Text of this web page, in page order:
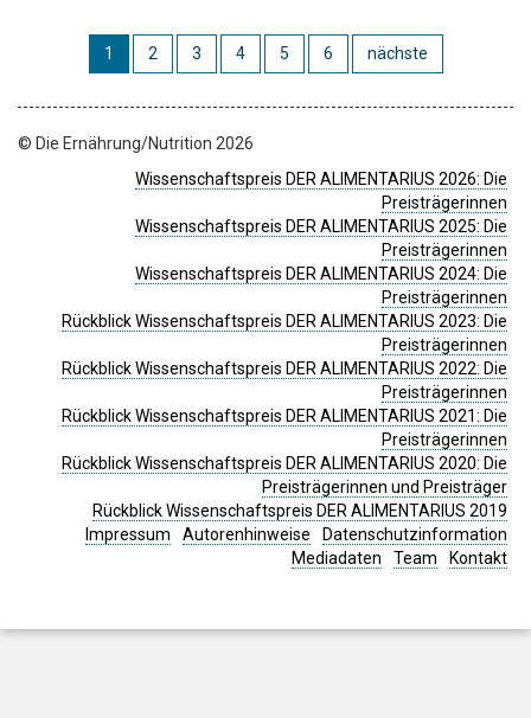
1 2 3 4 5 6 nächste
© Die Ernährung/Nutrition 2026
Wissenschaftspreis DER ALIMENTARIUS 2026: Die
Preisträgerinnen
Wissenschaftspreis DER ALIMENTARIUS 2025: Die
Preisträgerinnen
Wissenschaftspreis DER ALIMENTARIUS 2024: Die
Preisträgerinnen
Rückblick Wissenschaftspreis DER ALIMENTARIUS 2023: Die
Preisträgerinnen
Rückblick Wissenschaftspreis DER ALIMENTARIUS 2022: Die
Preisträgerinnen
Rückblick Wissenschaftspreis DER ALIMENTARIUS 2021: Die
Preisträgerinnen
Rückblick Wissenschaftspreis DER ALIMENTARIUS 2020: Die
Preisträgerinnen und Preisträger
Rückblick Wissenschaftspreis DER ALIMENTARIUS 2019
Impressum
Autorenhinweise
Datenschutzinformation
Mediadaten
Team Kontakt